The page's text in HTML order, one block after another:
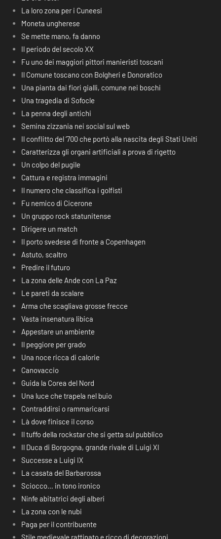
La loro zona per i Cuneesi
Moneta ungherese
Se mette mano, fa danno
Il periodo del secolo XX
Fu uno dei maggiori pittori manieristi toscani
Il Comune toscano con Bolgheri e Donoratico
Una pianta dai fiori gialli, comune nei boschi
Una tragedia di Sofocle
La penna degli antichi
Semina zizzania nei social sul web
Il conflitto del ‘700 che portò alla nascita degli Stati Uniti
Caratterizza gli organi artificiali a prova di rigetto
Un colpo del pugile
Cattura e registra immagini
Il numero che classifica i golfisti
Fu nemico di Cicerone
Un gruppo rock statunitense
Dirigere un match
Il porto svedese di fronte a Copenhagen
Astuto, scaltro
Predire il futuro
La zona delle Ande con La Paz
Le pareti da scalare
Arma che scagliava grosse frecce
Vasta insenatura libica
Appestare un ambiente
Il peggiore per grado
Una noce ricca di calorie
Canovaccio
Guida la Corea del Nord
Una luce che trapela nel buio
Contraddirsi o rammaricarsi
Là dove finisce il corso
Il tuffo della rockstar che si getta sul pubblico
Il Duca di Borgogna, grande rivale di Luigi XI
Successe a Luigi IX
La casata del Barbarossa
Sciocco… in tono ironico
Ninfe abitatrici degli alberi
La zona con le nubi
Paga per il contribuente
Stile medievale raffinato e ricco di decorazioni